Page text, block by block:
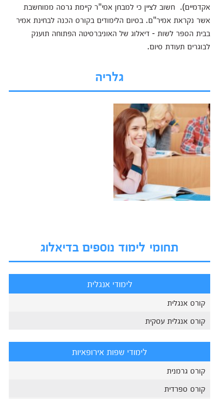
אקדמיים). חשוב לציין כי למבחן אמי"ר קיימת גרסה ממוחשבת
אשר נקראת אמיר"ם. בסיום הלימודים בקורס הכנה לבחינת אמיר
בבית הספר לשות - דיאלוג של האוניברסיטה הפתוחה תוענק
לבוגרים תעודת סיום.
גלריה
תחומי לימוד נוספים בדיאלוג
לימודי אנגלית
קורס אנגלית
קורס אנגלית עסקית
לימודי שפות אירופאיות
קורס גרמנית
קורס ספרדית